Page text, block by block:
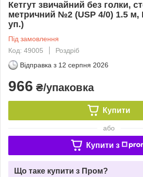
Кетгут звичайний без голки,
метричний №2 (USP 4/0) 1.5 м,
уп.)
Під замовлення
Код: 49005
Роздріб
Відправка з 12 серпня 2026
966 ₴/упаковка
Купити
або
Купити з
Що таке купити з Пром?